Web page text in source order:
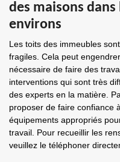
des maisons dans
environs
Les toits des immeubles
fragiles. Cela peut
nécessaire de faire des
interventions qui sont très
des experts en la matière.
proposer de faire confiance
équipements appropriés
travail. Pour recueillir les
veuillez le téléphoner